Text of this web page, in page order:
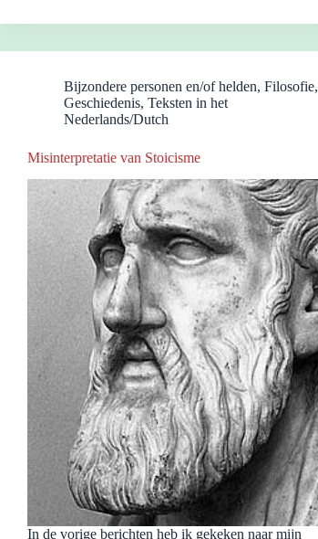
Bijzondere personen en/of helden, Filosofie,
Geschiedenis, Teksten in het
Nederlands/Dutch
Misinterpretatie van Stoicisme
In de vorige berichten heb ik gekeken naar mijn